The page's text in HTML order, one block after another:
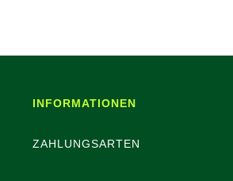
INFORMATIONEN
ZAHLUNGSARTEN